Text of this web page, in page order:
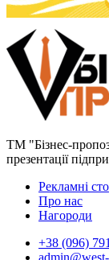
ТМ "Бізнес-
презентації
Рекламні
Про нас
Нагороди
+38 (096)